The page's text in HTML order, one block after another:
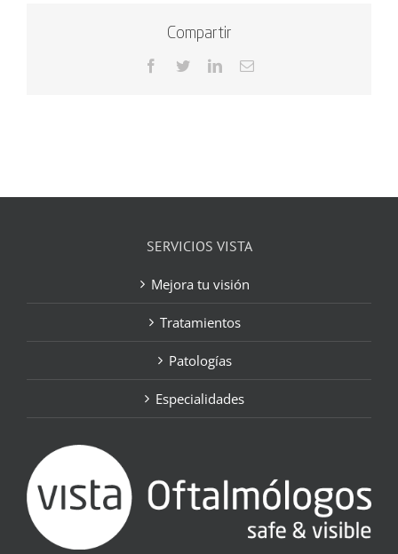
Compartir
Facebook
TwitterLinkedInCorreo
SERVICIOS VISTA
Mejora tu visión
Tratamientos
Patologías
Especialidades